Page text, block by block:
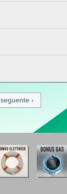
seguente ›